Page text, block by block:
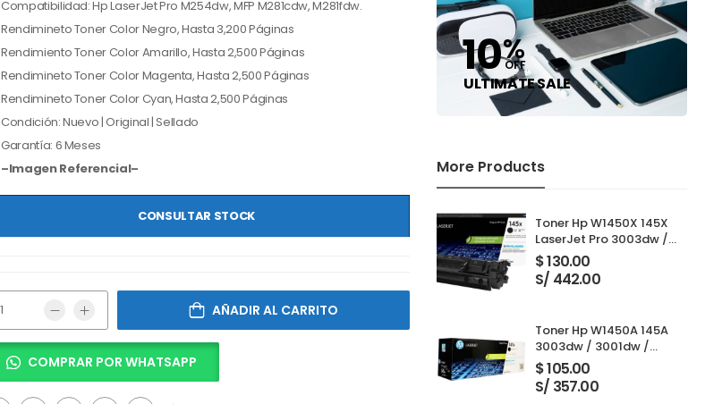
10%
OFF
ULTIMATE SALE
More Products
Toner Hp W1450X 145X
LaserJet Pro 3003dw /
3001dw / 3001dwe /
3101fdw / 3103fdw Black
$130.00
S/ 442.00
Toner Hp W1450A 145A
3003dw / 3001dw /
3001dwe / 3101fdw /
3103fdw Black 1,700
Paginas
$105.00
S/ 357.00
Compatibilidad: Hp LaserJet Pro M254dw, MFP M281cdw, M281fdw.
Rendimineto Toner Color Negro, Hasta 3,200 Páginas
Rendimiento Toner Color Amarillo, Hasta 2,500 Páginas
Rendimineto Toner Color Magenta, Hasta 2,500 Páginas
Rendimineto Toner Color Cyan, Hasta 2,500 Páginas
Condición: Nuevo | Original | Sellado
Garantía: 6 Meses
–Imagen Referencial–
CONSULTAR STOCK
AÑADIR AL CARRITO
COMPRAR POR WHATSAPP